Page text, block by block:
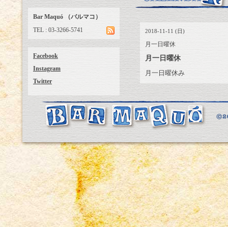
2018-11-11 (日)
月一日曜休
月一日曜休
月一日曜休み
Bar Maquó （バルマコ）
TEL : 03-3266-5741
Facebook
Instagram
Twitter